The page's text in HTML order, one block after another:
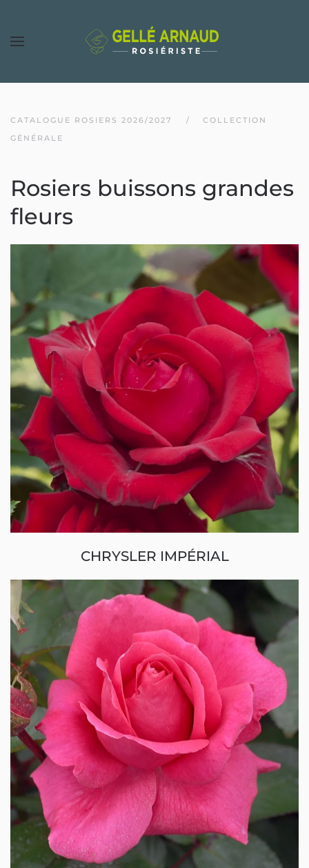
CATALOGUE ROSIERS 2026/2027
COLLECTION
GÉNÉRALE
Rosiers buissons grandes
fleurs
CHRYSLER IMPÉRIAL